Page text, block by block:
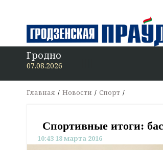
Гродно
07.08.2026
Главная Новости Спорт
Спортивные итоги:
10:43 18 марта 2016